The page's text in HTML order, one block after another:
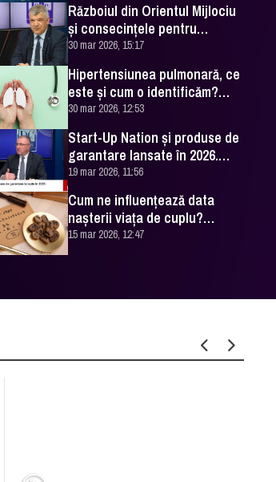
Războiul din Orientul Mijlociu
și consecințele pentru
România. Excelența Sa Ovidiu
Dranga, interviu
30 mar 2026, 15:17
Hipertensiunea pulmonară, ce
este și cum o identificăm?
Explicațiile unui medic
specialist
30 mar 2026, 12:53
Start-Up Nation și produse de
garantare lansate în 2026.
Cătălin Leonte (FNGCIMM), la
DC News
19 mar 2026, 11:56
Cum ne influențează data
nașterii viața de cuplu?
Numerologul Romeo Popescu
are explicațiile
15 mar 2026, 12:47